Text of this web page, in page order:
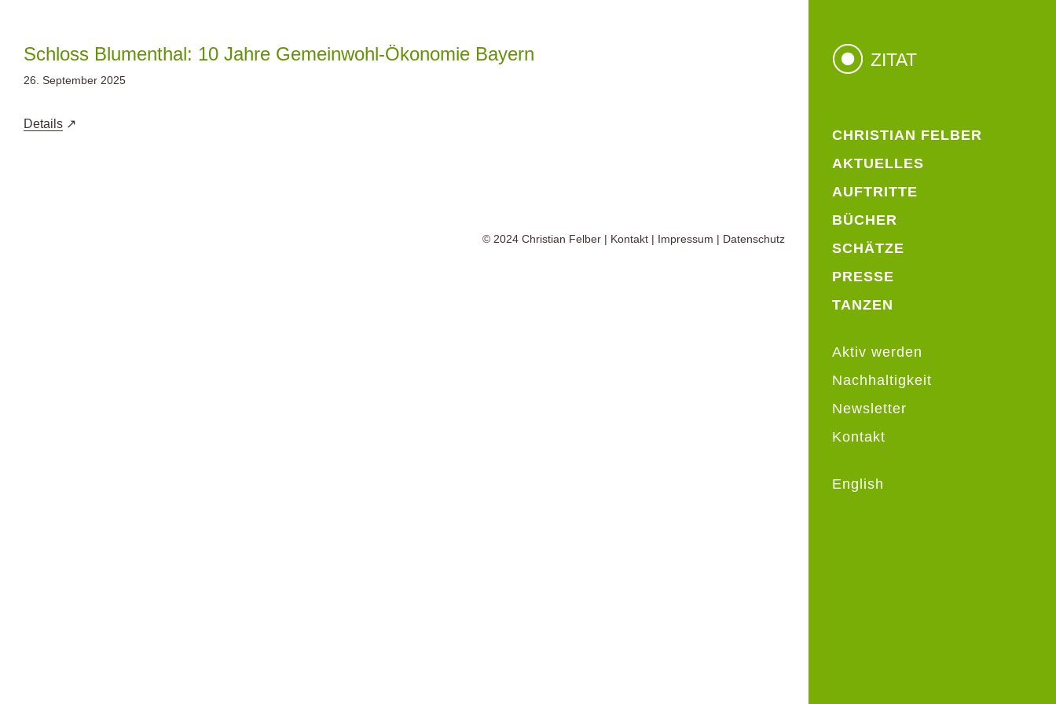
springen
CHRISTIAN FELBER
AKTUELLES
AUFTRITTE
BÜCHER
SCHÄTZE
PRESSE
TANZEN
Aktiv werden
Nachhaltigkeit
Newsletter
Kontakt
English
ZITAT
Schloss Blumenthal: 10 Jahre Gemeinwohl-Ökonomie Bayern
26. September 2025
Details
© 2024 Christian Felber | Kontakt | Impressum | Datenschutz